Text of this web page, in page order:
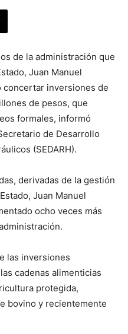
de la administración que
Juan Manuel
concertar inversiones de
de pesos, que
formales, informó
de Desarrollo
(SEDARH).
derivadas de la gestión
Juan Manuel
ocho veces más
las inversiones
cadenas alimenticias
protegida,
bovino y recientemente